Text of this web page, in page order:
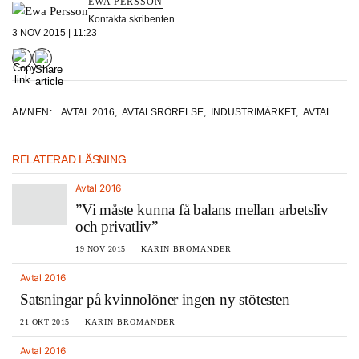
Kontakta skribenten
3 NOV 2015 | 11:23
ÄMNEN: AVTAL 2016, AVTALSRÖRELSE, INDUSTRIMÄRKET, AVTAL
RELATERAD LÄSNING
Avtal 2016
”Vi måste kunna få balans mellan arbetsliv
och privatliv”
19 NOV 2015 KARIN BROMANDER
Avtal 2016
Satsningar på kvinnolöner ingen ny stötesten
21 OKT 2015 KARIN BROMANDER
Avtal 2016